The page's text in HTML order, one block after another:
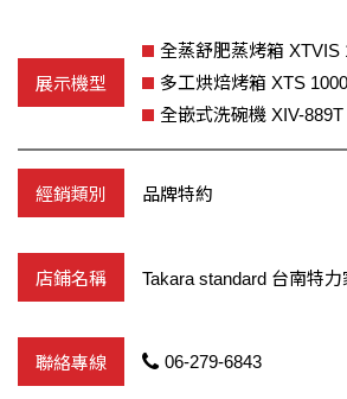
全蒸舒肥蒸烤箱 XTVIS
多工烘焙烤箱 XTS
全嵌式洗碗機 XIV-889T
品牌特約
Takara standard 台南特
06-279-6843